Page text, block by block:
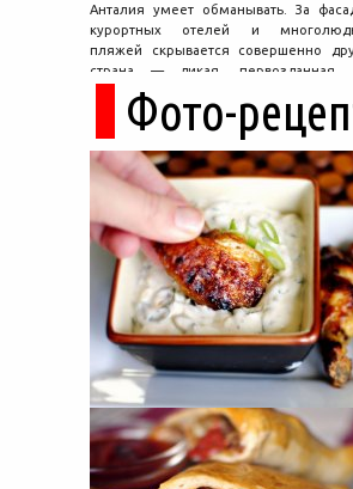
Анталия умеет обманывать. За
курортных отелей и
пляжей скрывается совершенно
страна — дикая, первозданная,
древние руины дремлют в тени
горные дороги ведут к местам, о
не расскажет ни один автобусный
Фото-